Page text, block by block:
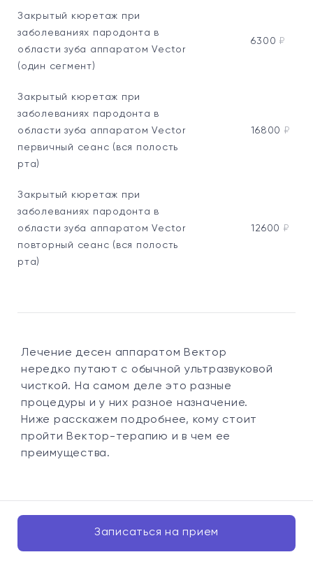
Закрытый кюретаж при
заболеваниях пародонта в
области зуба аппаратом Vector
(один сегмент)
6300 ₽
Закрытый кюретаж при
заболеваниях пародонта в
области зуба аппаратом Vector
первичный сеанс (вся полость
рта)
16800 ₽
Закрытый кюретаж при
заболеваниях пародонта в
области зуба аппаратом Vector
повторный сеанс (вся полость
рта)
12600 ₽
Лечение десен аппаратом Вектор
нередко путают с обычной ультразвуковой
чисткой. На самом деле это разные
процедуры и у них разное назначение.
Ниже расскажем подробнее, кому стоит
пройти Вектор-терапию и в чем ее
преимущества.
Записаться на прием